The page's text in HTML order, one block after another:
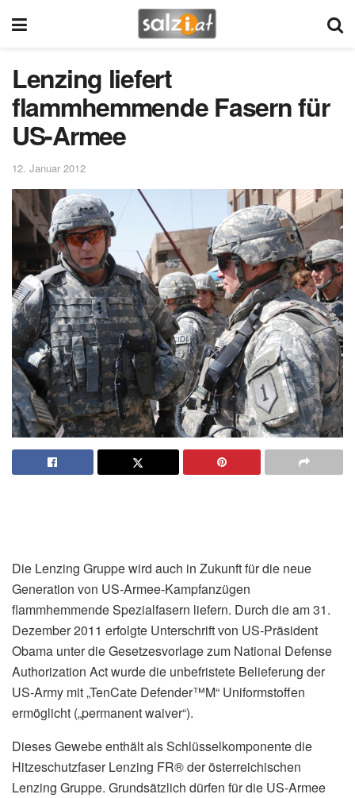
Lenzing liefert
flammhemmende Fasern für
US-Armee
12. Januar 2012
Die Lenzing Gruppe wird auch in Zukunft für die neue
Generation von US-Armee-Kampfanzügen
flammhemmende Spezialfasern liefern. Durch die am 31.
Dezember 2011 erfolgte Unterschrift von US-Präsident
Obama unter die Gesetzesvorlage zum National Defense
Authorization Act wurde die unbefristete Belieferung der
US-Army mit „TenCate Defender™M“ Uniformstoffen
ermöglicht („permanent waiver“).
Dieses Gewebe enthält als Schlüsselkomponente die
Hitzeschutzfaser Lenzing FR® der österreichischen
Lenzing Gruppe. Grundsätzlich dürfen für die US-Armee